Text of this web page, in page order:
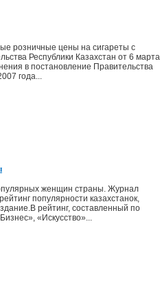
розничные цены на сигареты с
Республики Казахстан от 6 марта
в постановление Правительства
года...
женщин страны. Журнал
популярности казахстанок,
рейтинг, составленный по
«Искусство»...